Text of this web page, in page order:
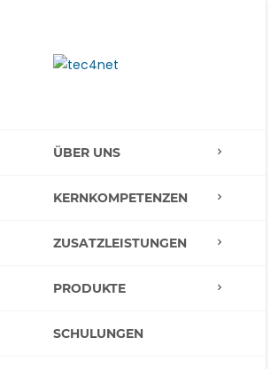
ÜBER UNS
KERNKOMPETENZEN
ZUSATZLEISTUNGEN
PRODUKTE
SCHULUNGEN